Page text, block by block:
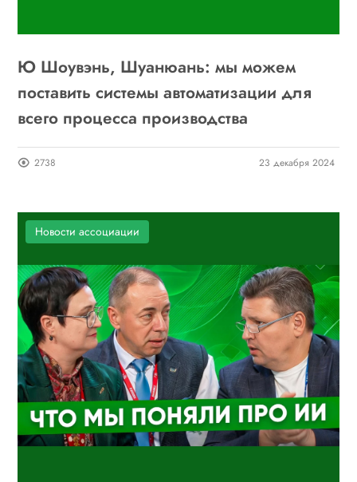
Ю Шоувэнь, Шуанюань: мы можем
поставить системы автоматизации для
всего процесса производства
2738 23 декабря 2024
Новости ассоциации